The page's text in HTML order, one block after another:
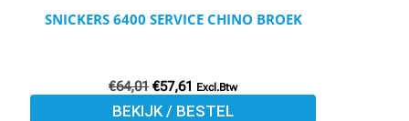
SNICKERS 6400 SERVICE CHINO BROEK
€64,01 €57,61 Excl.Btw
BEKIJK / BESTEL
op